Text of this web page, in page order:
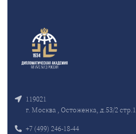
119021
г. Москва , Остоженка, д.53/2 стр.1
+7 (499) 246-18-44